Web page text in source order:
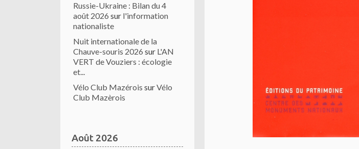
Russie-Ukraine : Bilan du 4
août 2026 sur l'information
nationaliste
Nuit internationale de la
Chauve-souris 2026 sur L'AN
VERT de Vouziers : écologie
et...
Vélo Club Mazérois surVélo
Club Mazèrois
Août 2026